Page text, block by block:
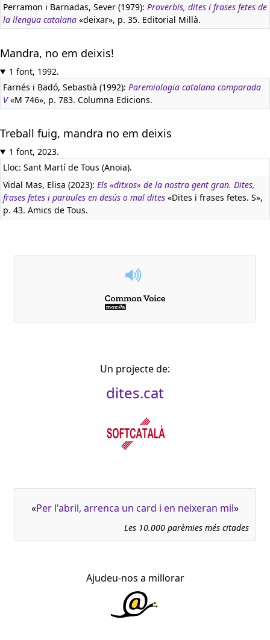
Perramon i Barnadas, Sever (1979): Proverbis, dites i frases fetes de
la llengua catalana «deixar», p. 35. Editorial Millà.
Mandra, no em deixis!
1 font, 1992.
Farnés i Badó, Sebastià (1992): Paremiologia catalana comparada
V«M 746», p. 783. Columna Edicions.
Treball fuig, mandra no em deixis
1 font, 2023.
Lloc: Sant Martí de Tous (Anoia).
Vidal Mas, Elisa (2023): Els «ditxos» de la nostra gent gran. Dites,
frases fetes i paraules en desús o mal dites «Dites i frases fetes. S»,
p. 43. Amics de Tous.
Un projecte de:
dites.cat
«Per l'abril, arrenca un card i en neixeran mil»
Les 10.000 parèmies més citades
Ajudeu-nos a millorar